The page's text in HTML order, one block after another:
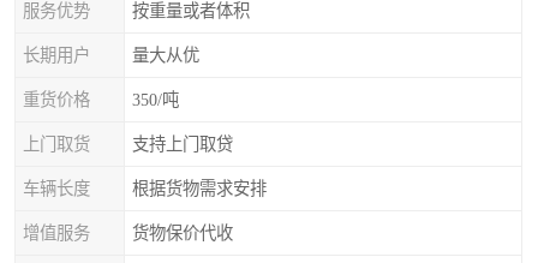
服务优势 按重量或者体积
长期用户 量大从优
重货价格 350/吨
上门取货 支持上门取贷
车辆长度 根据货物需求安排
增值服务 货物保价代收